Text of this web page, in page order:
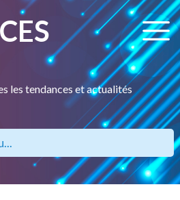
les tendances et actualités